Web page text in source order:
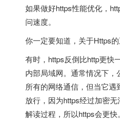
如果做好https性能优化，
问速度。
你一定要知道，关于Https
有时，https反倒比http更快
内部局域网。通常情况下
所有的网络通信，但当它
放行，因为https经过加密
解读过程，所以https会更快。